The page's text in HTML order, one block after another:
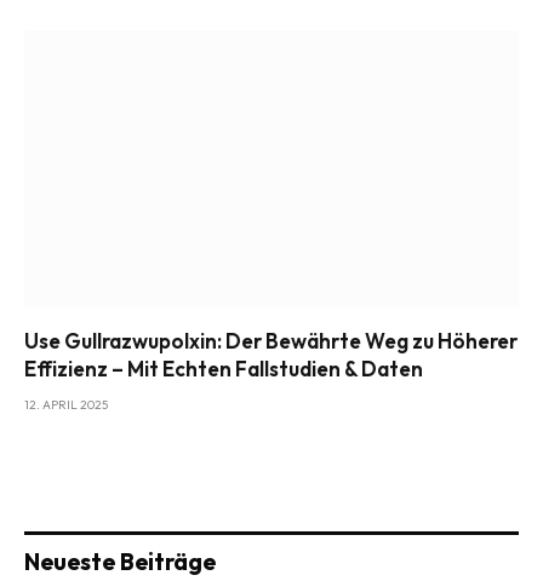
Use Gullrazwupolxin: Der Bewährte Weg zu Höherer
Effizienz – Mit Echten Fallstudien & Daten
12. APRIL 2025
Neueste Beiträge